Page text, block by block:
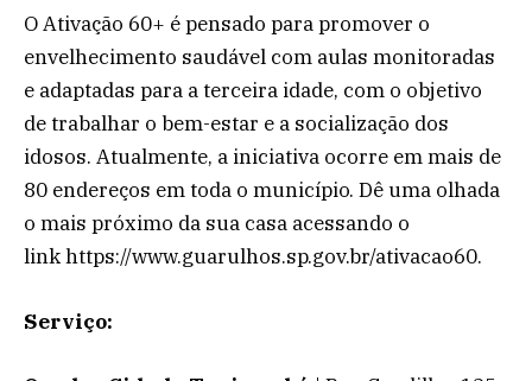
O Ativação 60+ é pensado para promover o
envelhecimento saudável com aulas monitoradas
e adaptadas para a terceira idade, com o objetivo
de trabalhar o bem-estar e a socialização dos
idosos. Atualmente, a iniciativa ocorre em mais de
80 endereços em toda o município. Dê uma olhada
o mais próximo da sua casa acessando o
link https://www.guarulhos.sp.gov.br/ativacao60.
Serviço: